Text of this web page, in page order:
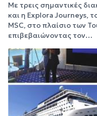
Με τρεις σημαντικές
και η Explora Journeys,
MSC, στο πλαίσιο των
επιβεβαιώνοντας τον…